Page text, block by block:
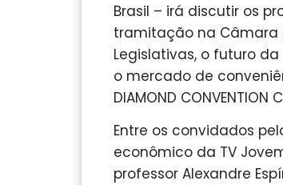
Brasil – irá discutir os
tramitação na Câmara
Legislativas, o futuro
o mercado de
DIAMOND
Entre os convidados
econômico da TV
professor Alexandre